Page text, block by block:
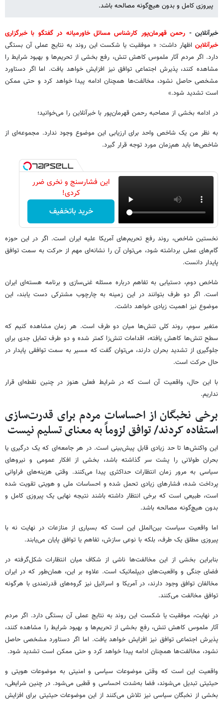
پیروزی کامل و بدون هیچ‌گونه مصالحه باشد.
خبرآنلاین - رحمن قهرمان‌پور کارشناس مسائل خاورمیانه در گفتگو با خبرگزاری
خبرآنلاین اظهار داشت: « موفقیت یا شکست این روند به نتایج عملی آن بستگی
دارد. اگر مردم آثار ملموس کاهش تنش، رفع بخشی از تحریم‌ها و بهبود شرایط را
مشاهده کنند، پذیرش اجتماعی توافق نیز افزایش خواهد یافت. اما اگر دستاورد
مشخصی حاصل نشود، مخالفت‌ها همچنان ادامه پیدا خواهد کرد و حتی ممکن
است تشدید شود.»
در ادامه بخشی از مصاحبه رحمن قهرمان‌پور با خبرآنلاین را می‌خوانید؛
به نظر من یک شاخص واحد برای ارزیابی این موضوع وجود ندارد. مجموعه‌ای از
شاخص‌ها باید هم‌زمان مورد توجه قرار گیرد.
این فشارسنج و نخری ضرر
کردی!
خرید باتخفیف
نخستین شاخص، روند رفع تحریم‌های آمریکا علیه ایران است. اگر در این حوزه
گام‌های عملی برداشته شود، می‌توان آن را نشانه‌ای مهم از حرکت به سمت توافق
پایدار دانست.
شاخص دوم، دستیابی به تفاهم درباره مسئله غنی‌سازی و برنامه هسته‌ای ایران
است. اگر دو طرف بتوانند در این زمینه به چارچوب مشترکی دست یابند، این
موضوع نیز اهمیت زیادی خواهد داشت.
متغیر سوم، روند کلی تنش‌ها میان دو طرف است. هر زمان مشاهده کنیم که
سطح تنش‌ها کاهش یافته، اقدامات تنش‌زا کمتر شده و دو طرف تمایل جدی برای
جلوگیری از تشدید بحران دارند، می‌توان گفت که مسیر به سمت توافقی پایدار در
حال حرکت است.
با این حال، واقعیت آن است که در شرایط فعلی هنوز در چنین نقطه‌ای قرار
نداریم.
برخی نخبگان از احساسات مردم برای قدرت‌سازی
استفاده کردند/ توافق لزوماً به معنای تسلیم نیست
این واکنش‌ها تا حد زیادی قابل پیش‌بینی است. در هر جامعه‌ای که یک درگیری یا
بحران طولانی را پشت سر گذاشته باشد، بخشی از افکار عمومی و نیروهای
سیاسی به مرور زمان انتظارات حداکثری پیدا می‌کنند. وقتی هزینه‌های فراوانی
پرداخت شده، فشارهای زیادی تحمل شده و احساسات ملی و هویتی تقویت شده
است، طبیعی است که برخی انتظار داشته باشند نتیجه نهایی یک پیروزی کامل و
بدون هیچ‌گونه مصالحه باشد.
اما واقعیت سیاست بین‌الملل این است که بسیاری از منازعات در نهایت نه با
پیروزی مطلق یک طرف، بلکه با نوعی سازش، تفاهم یا توافق پایان می‌یابند.
بنابراین بخشی از این مخالفت‌ها ناشی از شکاف میان انتظارات شکل‌گرفته در
فضای جنگی و واقعیت‌های دیپلماتیک است. علاوه بر این، همان‌طور که در ایران
مخالفان توافق وجود دارند، در آمریکا و اسرائیل نیز گروه‌های قدرتمندی با هرگونه
توافق مخالفت می‌کنند.
در نهایت، موفقیت یا شکست این روند به نتایج عملی آن بستگی دارد. اگر مردم
آثار ملموس کاهش تنش، رفع بخشی از تحریم‌ها و بهبود شرایط را مشاهده کنند،
پذیرش اجتماعی توافق نیز افزایش خواهد یافت. اما اگر دستاورد مشخصی حاصل
نشود، مخالفت‌ها همچنان ادامه پیدا خواهد کرد و حتی ممکن است تشدید شود.
واقعیت این است که وقتی موضوعات سیاسی و امنیتی به موضوعات هویتی و
حیثیتی تبدیل می‌شوند، فضا به‌شدت احساسی و قطبی می‌شود. در چنین شرایطی،
بخشی از نخبگان سیاسی نیز تلاش می‌کنند از این موضوعات حیثیتی برای افزایش